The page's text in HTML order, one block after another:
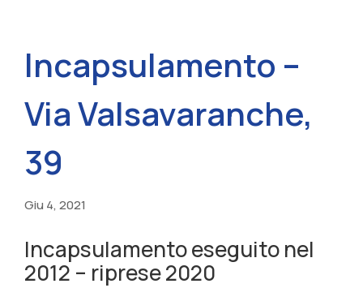
Incapsulamento –
Via Valsavaranche,
39
Giu 4, 2021
Incapsulamento eseguito nel
2012 – riprese 2020